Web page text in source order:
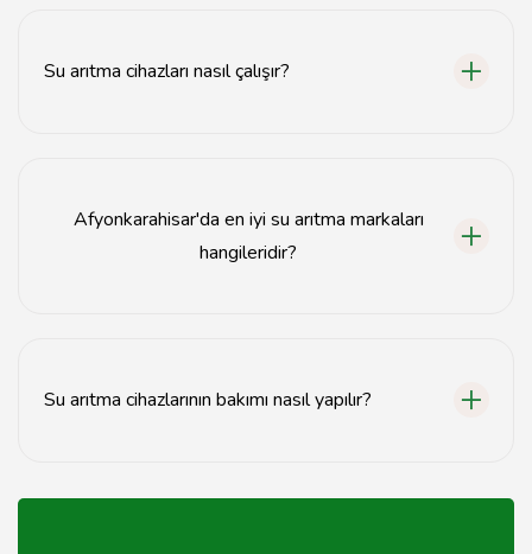
Su arıtma cihazları nasıl çalışır?
Afyonkarahisar'da en iyi su arıtma markaları
hangileridir?
Su arıtma cihazlarının bakımı nasıl yapılır?
temizlik ile sağlanmalıdır.